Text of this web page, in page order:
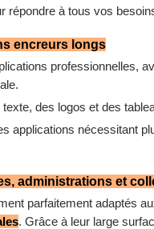
répondre à tous vos
encreurs longs
professionnelles,
des logos et des
applications nécessitant
administrations et
parfaitement adaptés
. Grâce à leur large